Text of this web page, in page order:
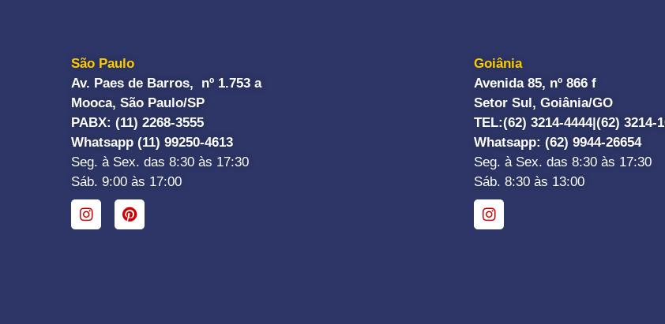
São Paulo
Av. Paes de Barros, nº 1.753 a
Mooca, São Paulo/SP
PABX: (11) 2268-3555
Whatsapp (11) 99250-4613
Seg. à Sex. das 8:30 às 17:30
Sáb. 9:00 às 17:00
Goiânia
Avenida 85, nº 866 f
Setor Sul, Goiânia/GO
TEL:(62) 3214-4444|(62) 3214-
Whatsapp: (62) 9944-26654
Seg. à Sex. das 8:30 às 17:30
Sáb. 8:30 às 13:00